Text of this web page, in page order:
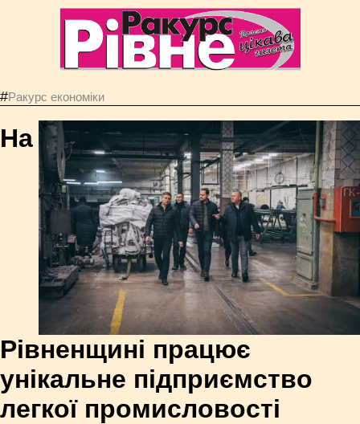
#Ракурс економiки
На
Рівненщині працює
унікальне підприємство
легкої промисловості